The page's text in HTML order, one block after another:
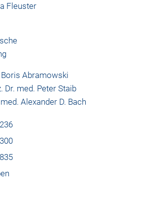
Fleuster
Abramowski
Dr. med. Peter Staib
Alexander D. Bach